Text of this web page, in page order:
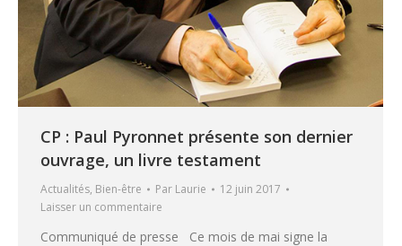
CP : Paul Pyronnet présente son dernier
ouvrage, un livre testament
Actualités, Bien-être Par Laurie
12 juin 2017
Laisser un commentaire
Communiqué de presse Ce mois de mai signe la